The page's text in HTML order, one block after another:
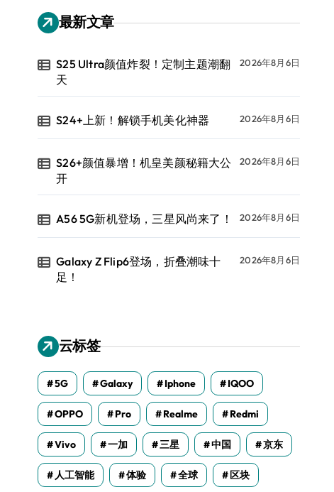
最新文章
S25 Ultra颜值炸裂！定制主题潮翻
天
2026年8月6日
S24+上新！解锁手机美化神器 2026年8月6日
S26+颜值暴增！机皇美颜秘籍大公
开
2026年8月6日
A56 5G新机登场，三星风尚来了！ 2026年8月6日
Galaxy Z Flip6登场，折叠潮味十
足！
2026年8月6日
云标签
5G Galaxy Iphone IQOO
OPPO Pro Realme Redmi
Vivo 一加 三星 中国 京东
人工智能 体验 全球 区块